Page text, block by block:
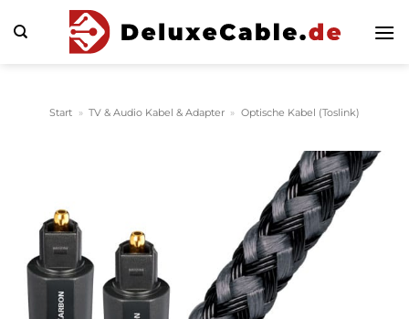
Inhalt
Start » TV & Audio Kabel & Adapter » Optische Kabel (Toslink)